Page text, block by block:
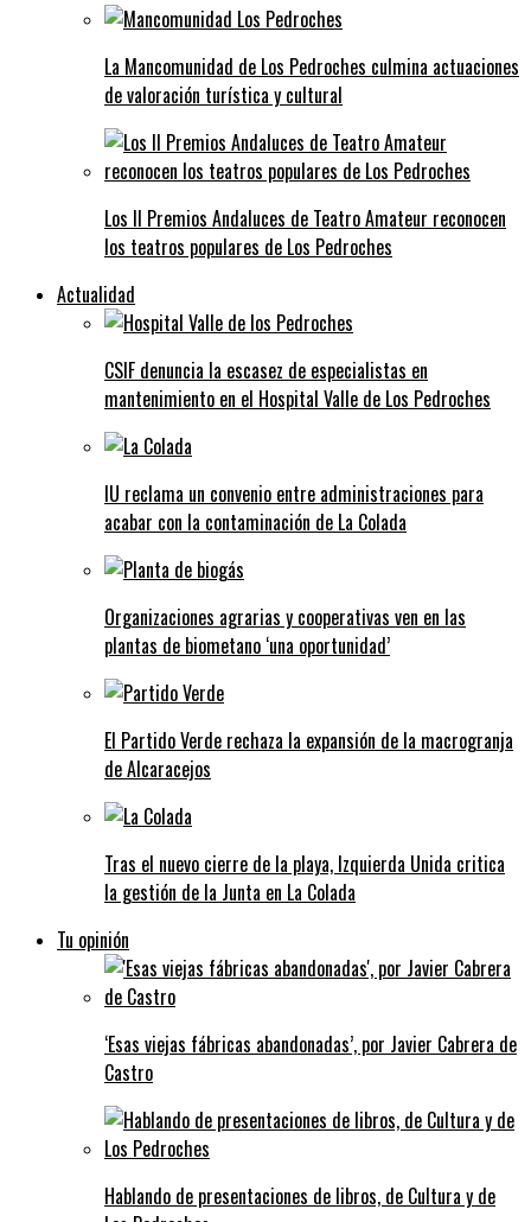
La Mancomunidad de Los Pedroches culmina actuaciones
de valoración turística y cultural
Los II Premios Andaluces de Teatro Amateur reconocen
los teatros populares de Los Pedroches
Actualidad
CSIF denuncia la escasez de especialistas en
mantenimiento en el Hospital Valle de Los Pedroches
IU reclama un convenio entre administraciones para
acabar con la contaminación de La Colada
Organizaciones agrarias y cooperativas ven en las
plantas de biometano ‘una oportunidad’
El Partido Verde rechaza la expansión de la macrogranja
de Alcaracejos
Tras el nuevo cierre de la playa, Izquierda Unida critica
la gestión de la Junta en La Colada
Tu opinión
‘Esas viejas fábricas abandonadas’, por Javier Cabrera de
Castro
Hablando de presentaciones de libros, de Cultura y de